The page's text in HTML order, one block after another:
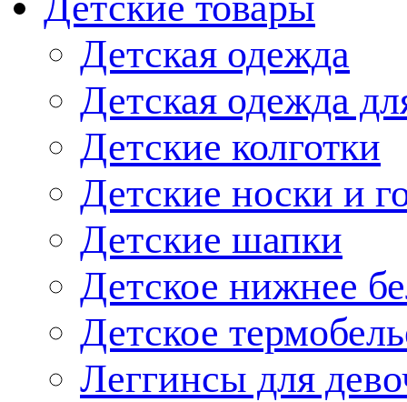
Детская одежда
Детская одежда
Детские колготки
Детские носки и
Детские шапки
Детское нижнее
Детское
Леггинсы для